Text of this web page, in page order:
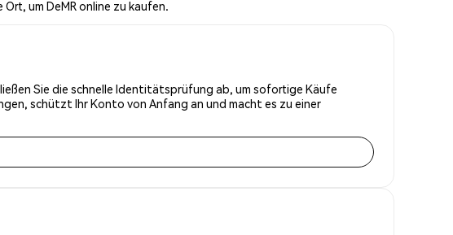
um DeMR online zu kaufen.
Sie die schnelle Identitätsprüfung ab, um sofortige Käufe
schützt Ihr Konto von Anfang an und macht es zu einer